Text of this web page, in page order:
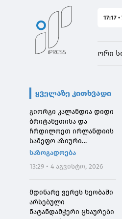
17:17
ორი
ყველაზე კითხვადი
გიორგი კალანდია დიდი
ბრიტანეთისა და
ჩრდილოეთ ირლანდიის
სამეფო აზიური
საზოგადოების
საზოგადოება
13:29 • 4 აგვისტო, 2026
მდინარე ვერეს ხეობაში
არსებული
ნატანდამჭერი ცხაურები